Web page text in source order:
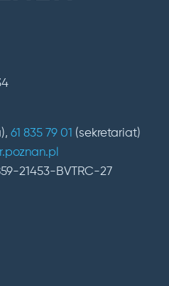
61 835 79 01 (sekretariat)
21453-BVTRC-27
FacebookYouTube
w serwisie Instagram